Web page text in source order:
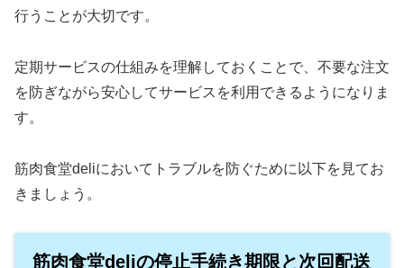
行うことが大切です。
定期サービスの仕組みを理解しておくことで、不要な注文
を防ぎながら安心してサービスを利用できるようになりま
す。
筋肉食堂deliにおいてトラブルを防ぐために以下を見てお
きましょう。
筋肉食堂deliの停止手続き期限と次回配送